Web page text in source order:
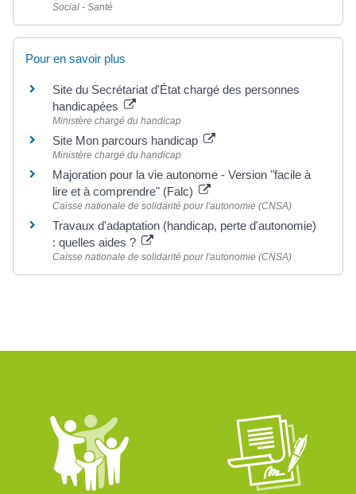
Social - Santé
Pour en savoir plus
Site du Secrétariat d'État chargé des personnes
handicapées
Ministère chargé du handicap
Site Mon parcours handicap
Ministère chargé du handicap
Majoration pour la vie autonome - Version "facile à
lire et à comprendre" (Falc)
Caisse nationale de solidarité pour l'autonomie (CNSA)
Travaux d'adaptation (handicap, perte d'autonomie)
: quelles aides ?
Caisse nationale de solidarité pour l'autonomie (CNSA)